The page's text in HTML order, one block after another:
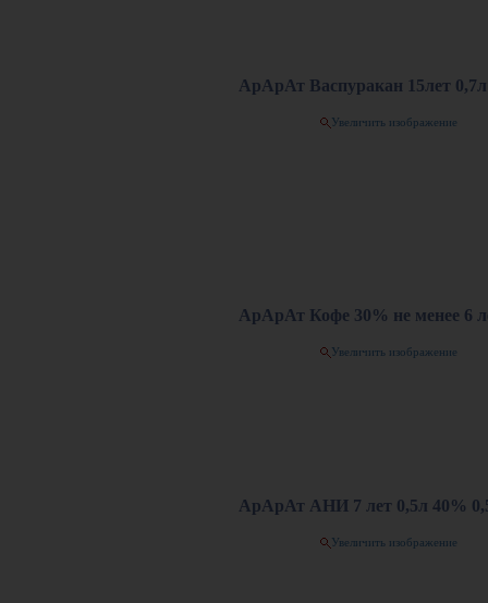
АрАрАт Васпуракан 15лет
Увеличить изображение
АрАрАт Кофе 30% не менее 6
Увеличить изображение
АрАрАт АНИ 7 лет 0,5л 40%
Увеличить изображение